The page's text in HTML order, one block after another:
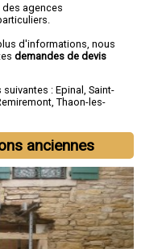
agences
d'informations, nous
demandes de devis
suivantes : Epinal , Saint-
, Thaon-les-
anciennes